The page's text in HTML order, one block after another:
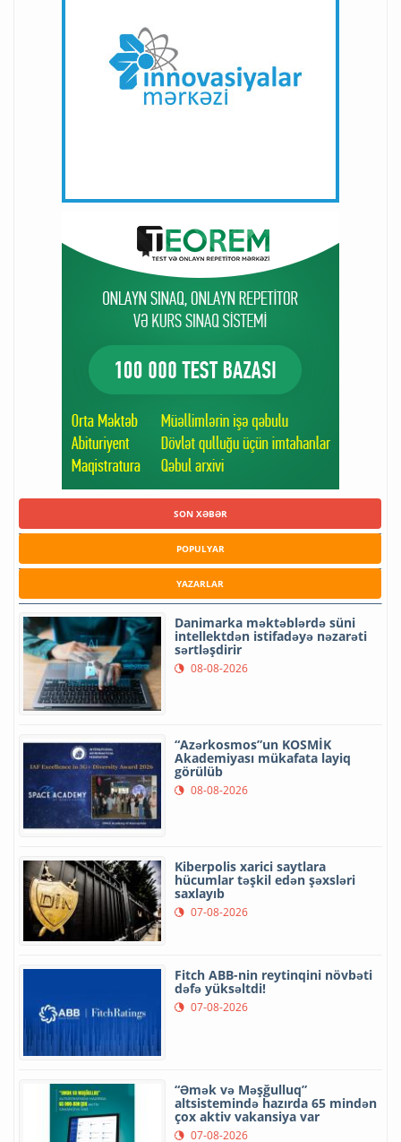
SON XƏBƏR
POPULYAR
YAZARLAR
Danimarka məktəblərdə süni
intellektdən istifadəyə nəzarəti
sərtləşdirir
08-08-2026
“Azərkosmos”un KOSMİK
Akademiyası mükafata layiq
görülüb
08-08-2026
Kiberpolis xarici saytlara
hücumlar təşkil edən şəxsləri
saxlayıb
07-08-2026
Fitch ABB-nin reytinqini növbəti
dəfə yüksəltdi!
07-08-2026
“Əmək və Məşğulluq”
altsistemində hazırda 65 mindən
çox aktiv vakansiya var
07-08-2026